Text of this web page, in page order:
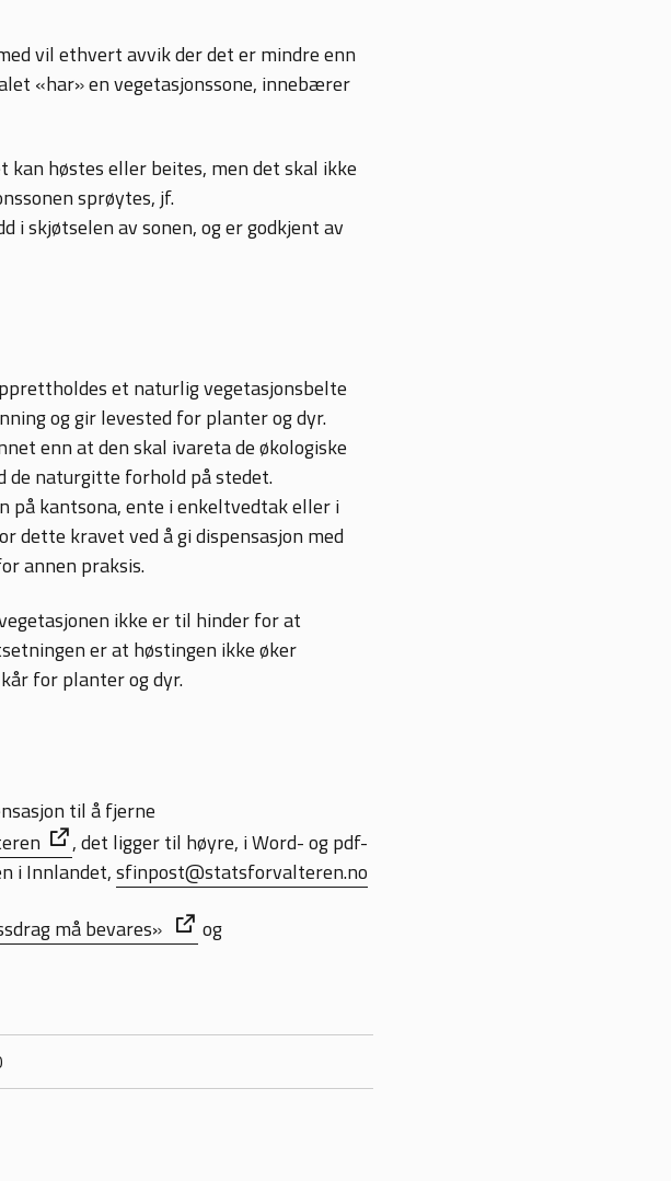
vil ethvert avvik der det er mindre enn
«har» en vegetasjonssone, innebærer
høstes eller beites, men det skal ikke
sprøytes, jf.
skjøtselen av sonen, og er godkjent av
et naturlig vegetasjonsbelte
og gir levested for planter og dyr.
enn at den skal ivareta de økologiske
de naturgitte forhold på stedet.
på kantsona, ente i enkeltvedtak eller i
kravet ved å gi dispensasjon med
annen praksis.
ikke er til hinder for at
er at høstingen ikke øker
for planter og dyr.
til å fjerne
, det ligger til høyre, i Word- og pdf-
i Innlandet,sfinpost@statsforvalteren.no
må bevares»
og